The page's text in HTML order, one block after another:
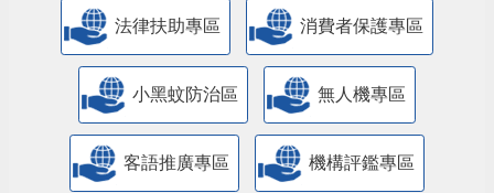
法律扶助專區 消費者保護專區
小黑蚊防治區 無人機專區
客語推廣專區 機構評鑑專區